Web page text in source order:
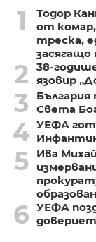
1
Тодор
от
треска,
засягащо
2
38-
язовир
3
Света
4 УЕФА
5
Ива
6 УЕФА